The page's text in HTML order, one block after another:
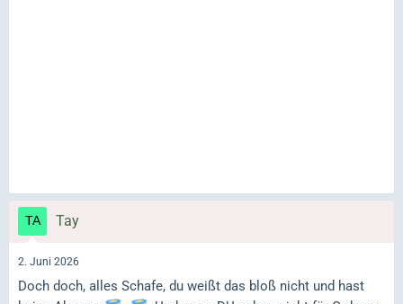
Tay
2. Juni 2026
Doch doch, alles Schafe, du weißt das bloß nicht und hast